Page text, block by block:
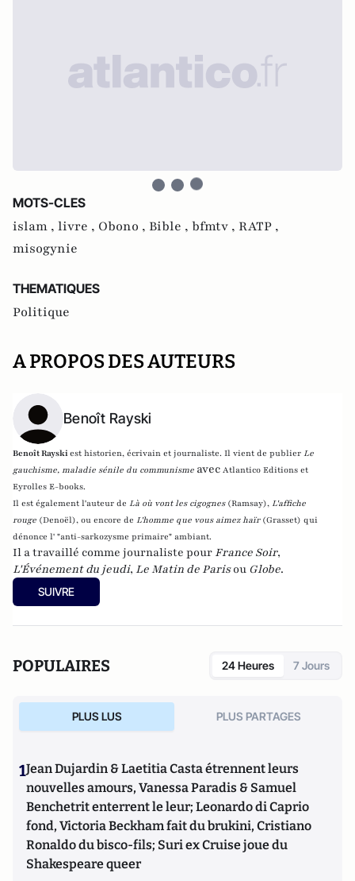
MOTS-CLES
islam , livre , Obono , Bible , bfmtv , RATP ,
misogynie
THEMATIQUES
Politique
A PROPOS DES AUTEURS
Benoît Rayski
Benoît Rayskiest historien, écrivain et journaliste. Il vient de publier Le
gauchisme, maladie sénile du communisme avec Atlantico Editions et
Eyrolles E-books.
Il est également l'auteur de Là où vont les cigognes (Ramsay), L'affiche
rouge (Denoël), ou encore de L'homme que vous aimez haïr (Grasset) qui
dénonce l' "anti-sarkozysme primaire" ambiant.
Il a travaillé comme journaliste pour France Soir,
L'Événement du jeudi, Le Matin de Parisou Globe.
SUIVRE
POPULAIRES 24 Heures 7 Jours
PLUS LUS PLUS PARTAGES
1Jean Dujardin & Laetitia Casta étrennent leurs
nouvelles amours, Vanessa Paradis & Samuel
Benchetrit enterrent le leur; Leonardo di Caprio
fond, Victoria Beckham fait du brukini, Cristiano
Ronaldo du bisco-fils; Suri ex Cruise joue du
Shakespeare queer